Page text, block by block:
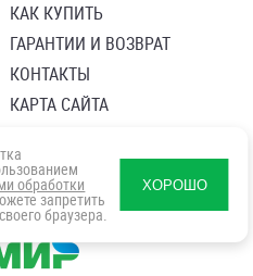
КАК КУПИТЬ
ГАРАНТИИ И ВОЗВРАТ
КОНТАКТЫ
КАРТА САЙТА
данных
персональных данны
обработки
запретить
браузера.
ХОРОШО